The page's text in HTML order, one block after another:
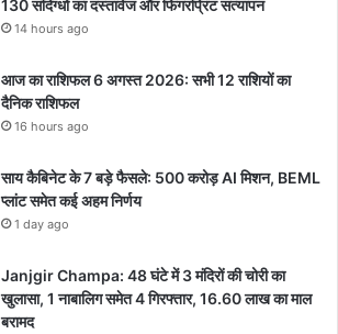
130 संदिग्धों का दस्तावेज और फिंगरप्रिंट सत्यापन
14 hours ago
आज का राशिफल 6 अगस्त 2026: सभी 12 राशियों का
दैनिक राशिफल
16 hours ago
साय कैबिनेट के 7 बड़े फैसले: 500 करोड़ AI मिशन, BEML
प्लांट समेत कई अहम निर्णय
1 day ago
Janjgir Champa: 48 घंटे में 3 मंदिरों की चोरी का
खुलासा, 1 नाबालिग समेत 4 गिरफ्तार, 16.60 लाख का माल
बरामद